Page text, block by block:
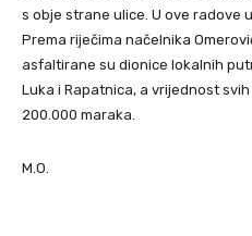
s obje strane ulice. U ove radove
Prema riječima načelnika
asfaltirane su dionice lokalnih
Luka i Rapatnica, a vrijednost
200.000 maraka.
M.O.